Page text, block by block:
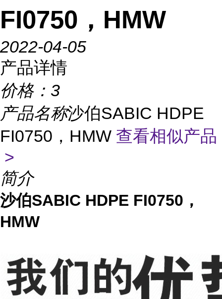
FI0750，HMW
2022-04-05
产品详情
价格： 3
产品名称沙伯SABIC HDPE
FI0750，HMW 查看相似产品
>
简介
沙伯SABIC HDPE FI0750，
HMW